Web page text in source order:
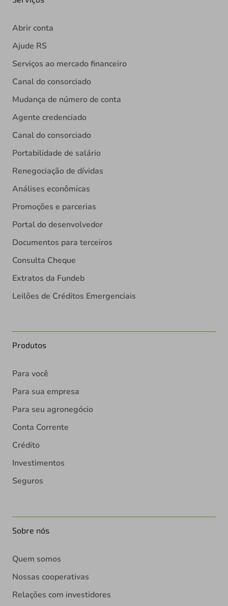
Abrir conta
Ajude RS
Serviços ao mercado financeiro
Canal do consorciado
Mudança de número de conta
Agente credenciado
Canal do consorciado
Portabilidade de salário
Renegociação de dívidas
Análises econômicas
Promoções e parcerias
Portal do desenvolvedor
Documentos para terceiros
Consulta Cheque
Extratos da Fundeb
Leilões de Créditos Emergenciais
Produtos
Para você
Para sua empresa
Para seu agronegócio
Conta Corrente
Crédito
Investimentos
Seguros
Sobre nós
Quem somos
Nossas cooperativas
Relações com investidores